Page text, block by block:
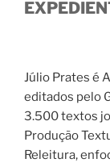
Júlio Prates é
editados pelo
3.500 textos
Produção
Releitura,